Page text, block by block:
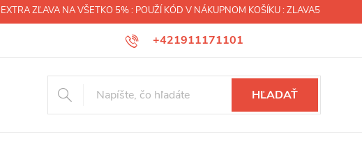
ZĽAVA NA VŠETKO 5% : POUŽÍ KÓD V NÁKUPNOM KOŠÍKU : ZLAVA5
+421911171101
HĽADAŤ